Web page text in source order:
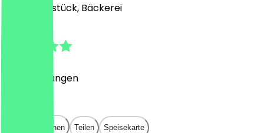
Café, Frühstück, Bäckerei
Bewertungen
In App öffnen Teilen Speisekarte